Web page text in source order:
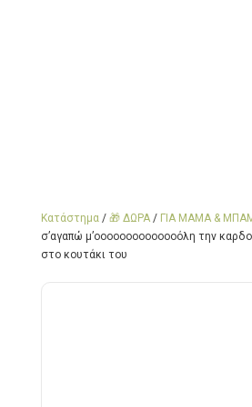
Κατάστημα/ 🎁 ΔΩΡΑ/ ΓΙΑ ΜΑΜΑ &
σ’αγαπώ μ’οοοοοοοοοοοοοόλη την
στο κουτάκι του